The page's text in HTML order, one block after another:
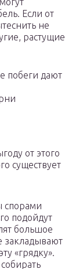
Если от
не
растущие
побеги дают
от этого
существует
спорами
подойдут
большое
закладывают
«грядку».